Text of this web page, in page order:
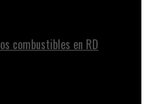
combustibles en RD